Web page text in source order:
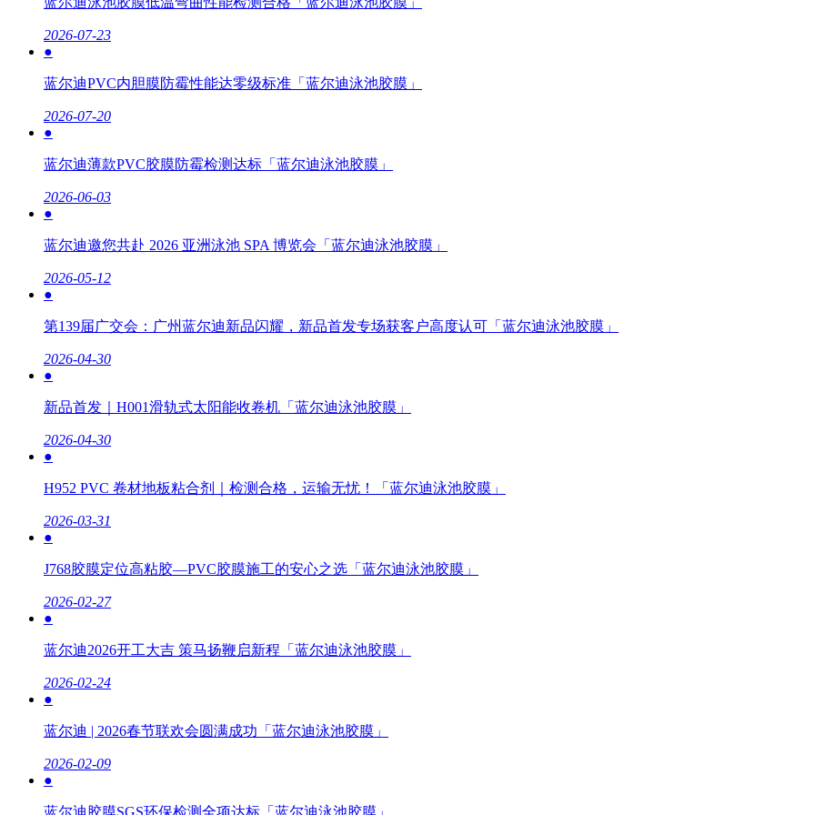
2026-07-23
●
蓝尔迪PVC内胆膜防霉性能达零级标准「蓝尔迪泳池胶膜」
2026-07-20
●
蓝尔迪薄款PVC胶膜防霉检测达标「蓝尔迪泳池胶膜」
2026-06-03
●
蓝尔迪邀您共赴 2026 亚洲泳池 SPA 博览会「蓝尔迪泳池胶膜」
2026-05-12
●
第139届广交会：广州蓝尔迪新品闪耀，新品首发专场获客户高度认可「蓝尔迪泳池胶膜」
2026-04-30
●
新品首发｜H001滑轨式太阳能收卷机「蓝尔迪泳池胶膜」
2026-04-30
●
H952 PVC 卷材地板粘合剂｜检测合格，运输无忧！「蓝尔迪泳池胶膜」
2026-03-31
●
J768胶膜定位高粘胶—PVC胶膜施工的安心之选「蓝尔迪泳池胶膜」
2026-02-27
●
蓝尔迪2026开工大吉 策马扬鞭启新程「蓝尔迪泳池胶膜」
2026-02-24
●
蓝尔迪 | 2026春节联欢会圆满成功「蓝尔迪泳池胶膜」
2026-02-09
●
蓝尔迪胶膜SGS环保检测全项达标「蓝尔迪泳池胶膜」